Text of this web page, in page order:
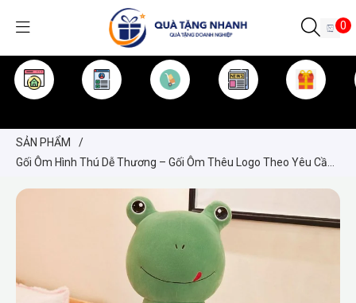
0
SẢN PHẨM
/
Gối Ôm Hình Thú Dễ Thương – Gối Ôm Thêu Logo Theo Yêu Cầu